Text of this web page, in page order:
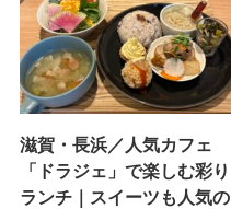
滋賀・長浜／人気カフェ
「ドラジェ」で楽しむ彩り
ランチ｜スイーツも人気の